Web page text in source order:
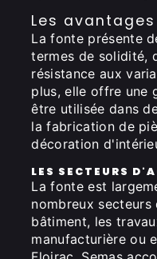
Les
La fonte présente
termes de solidité,
résistance aux
plus, elle offre une
être utilisée dans
la fabrication de
décoration
LES SECTEURS
La fonte est
nombreux
bâtiment, les
manufacturière ou